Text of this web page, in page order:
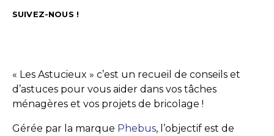
SUIVEZ-NOUS !
« Les Astucieux » c’est un recueil de conseils et
d’astuces pour vous aider dans vos tâches
ménagères et vos projets de bricolage !
Gérée par la marque Phebus, l’objectif est de